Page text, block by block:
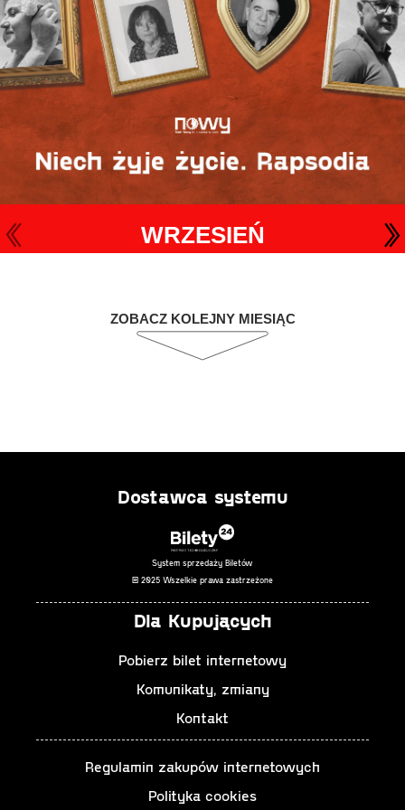
WRZESIEŃ
ZOBACZ KOLEJNY MIESIĄC
Dostawca systemu
System sprzedaży Biletów
© 2025 Wszelkie prawa zastrzeżone
Dla Kupujących
Pobierz bilet internetowy
Komunikaty, zmiany
Kontakt
Regulamin zakupów internetowych
Polityka cookies